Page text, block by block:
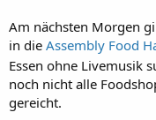
Am nächsten Morgen
in die Assembly Food
Essen ohne Livemusik
noch nicht alle
gereicht.